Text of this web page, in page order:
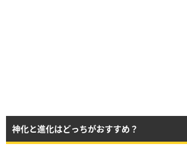
神化と進化はどっちがおすすめ？